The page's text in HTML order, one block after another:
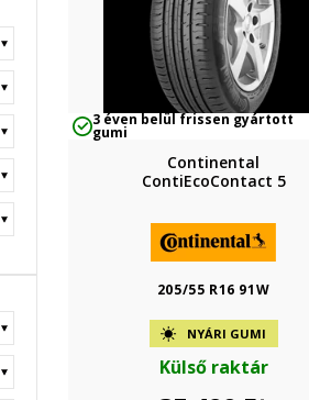
3 éven belül frissen gyártott
gumi
Continental
ContiEcoContact 5
205/55 R16 91W
NYÁRI GUMI
Külső raktár